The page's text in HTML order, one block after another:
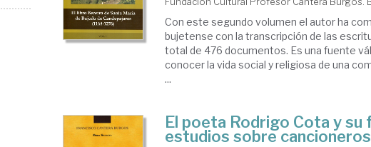
Con este segundo volumen el autor ha
bujetense con la transcripción de las
total de 476 documentos. Es una fuente
conocer la vida social y religiosa de una
...
El poeta Rodrigo Cota y su
estudios sobre cancioneros